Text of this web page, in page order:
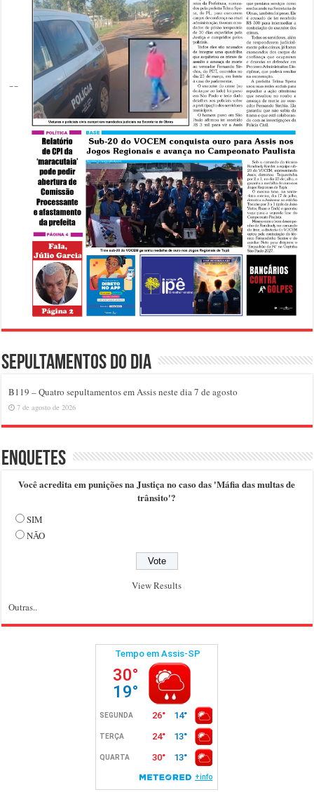
Sepultamentos do dia
B119 – Quatro sepultamentos em Assis neste dia 7 de agosto
7 de agosto de 2026
Enquetes
Você acredita em punições na Justiça no caso das 'Máfia das multas de
trânsito'?
SIM
NÃO
View Results
Outras..